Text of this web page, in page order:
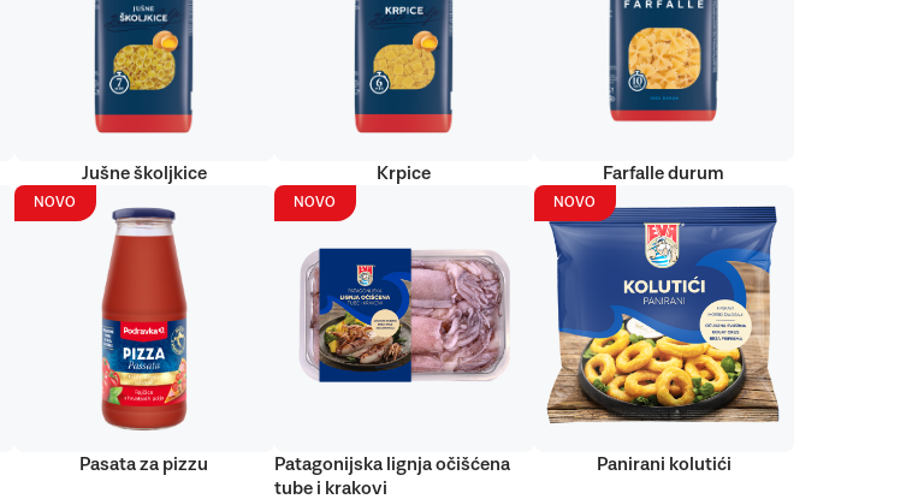
Jušne školjkice Krpice Farfalle durum
NOVO
Pasata za pizzu
NOVO
Patagonijska lignja očišćena
tube i krakovi
NOVO
Panirani kolutići